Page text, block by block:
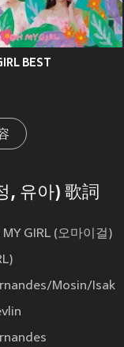
BEST
, 유아) 歌詞
GIRL (오마이걸)
Mosin/Isak